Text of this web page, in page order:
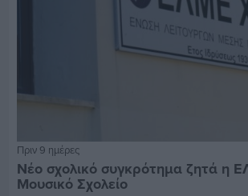
Πριν 9 ημέρες
Νέο σχολικό συγκρότημα ζητά η
Μουσικό Σχολείο